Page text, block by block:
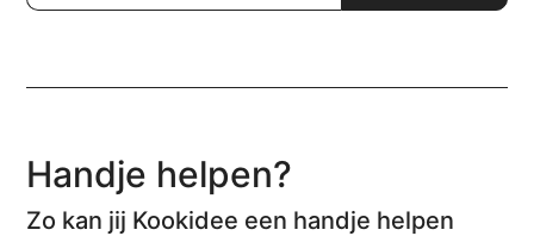
Handje helpen?
Zo kan jij Kookidee een handje helpen